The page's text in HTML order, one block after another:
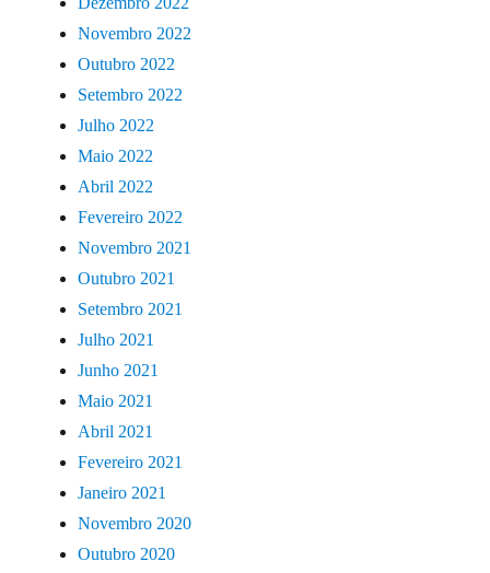
Novembro 2022
Outubro 2022
Setembro 2022
Julho 2022
Maio 2022
Abril 2022
Fevereiro 2022
Novembro 2021
Outubro 2021
Setembro 2021
Julho 2021
Junho 2021
Maio 2021
Abril 2021
Fevereiro 2021
Janeiro 2021
Novembro 2020
Outubro 2020